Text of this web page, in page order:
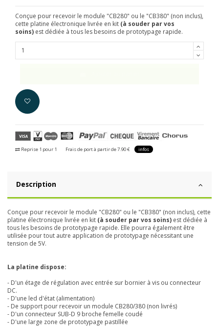
Conçue pour recevoir le module "CB280" ou le "CB380" (non inclus),
cette platine électronique livrée en kit (à souder par vos
soins) est dédiée à tous les besoins de prototypage rapide.
Reprise 1 pour 1 Frais de port à partir de 7.90 € infos
Description
Conçue pour recevoir le module "CB280" ou le "CB380" (non inclus), cette
platine électronique livrée en kit (à souder par vos soins) est dédiée à
tous les besoins de prototypage rapide. Elle pourra également être
utilisée pour tout autre application de prototypage nécessitant une
tension de 5V.
La platine dispose:
- D'un étage de régulation avec entrée sur bornier à vis ou connecteur
DC.
- D'une led d'état (alimentation)
- De support pour recevoir un module CB280/380 (non livrés)
- D'un connecteur SUB-D 9 broche femelle coudé
- D'une large zone de prototypage pastillée